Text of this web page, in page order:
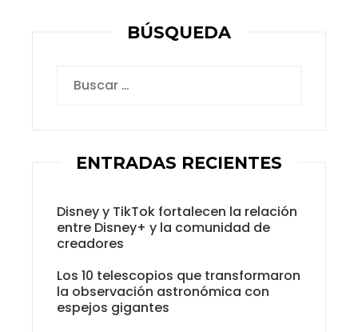
BÚSQUEDA
ENTRADAS RECIENTES
Disney y TikTok fortalecen la relación
entre Disney+ y la comunidad de
creadores
Los 10 telescopios que transformaron
la observación astronómica con
espejos gigantes